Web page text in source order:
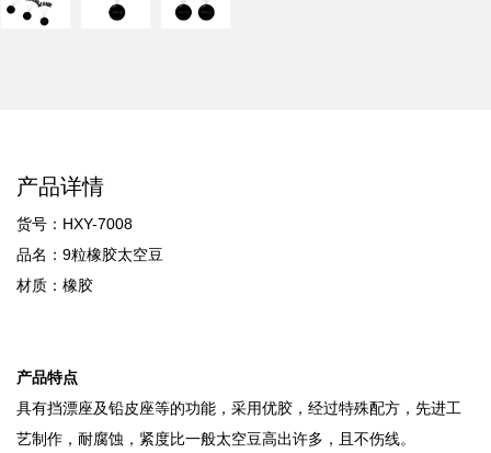
产品详情
货号：HXY-7008
品名：9粒橡胶太空豆
材质：橡胶
产品特点
具有挡漂座及铅皮座等的功能，采用优胶，经过特殊配方，先进工
艺制作，耐腐蚀，紧度比一般太空豆高出许多，且不伤线。